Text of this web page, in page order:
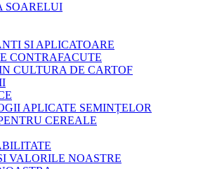
SOARELUI
SI APLICATOARE
CONTRAFACUTE
CULTURA DE CARTOF
APLICATE SEMINȚELOR
CEREALE
VALORILE NOASTRE